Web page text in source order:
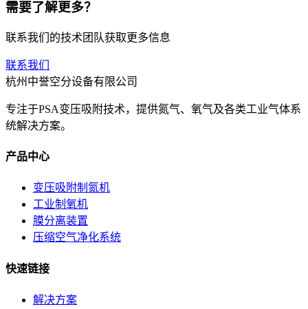
需要了解更多？
联系我们的技术团队获取更多信息
联系我们
杭州中誉空分设备有限公司
专注于PSA变压吸附技术，提供氮气、氧气及各类工业气体系
统解决方案。
产品中心
变压吸附制氮机
工业制氧机
膜分离装置
压缩空气净化系统
快速链接
解决方案